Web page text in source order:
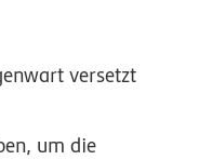
versetzt
um die